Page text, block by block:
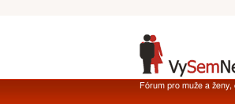
Fórum pro muže a